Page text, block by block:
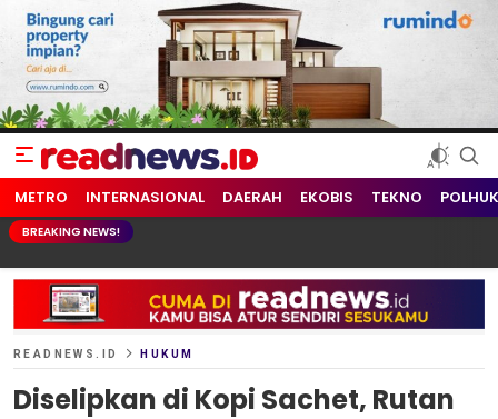
readnews.id
Berita Terkini, Update Terbaru Hari ini dari Indonesia dan Dunia
METRO INTERNASIONAL DAERAH EKOBIS TEKNO
BREAKING NEWS!
READNEWS.ID HUKUM
Diselipkan di Kopi Sachet, Rutan